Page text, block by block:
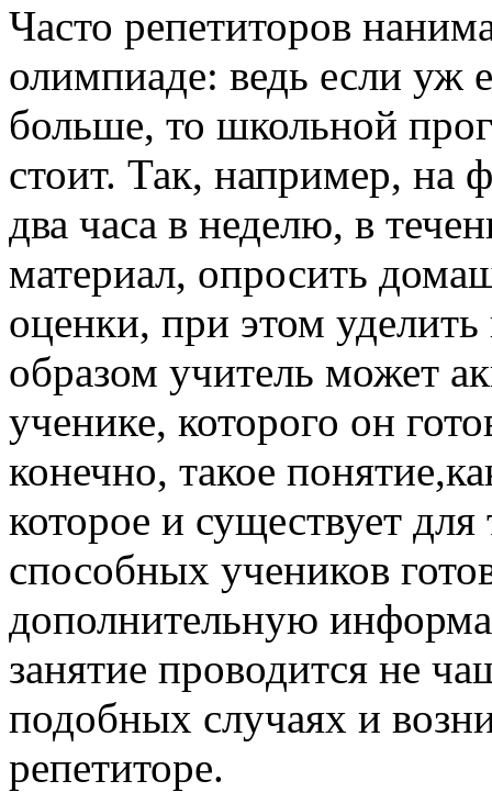
Часто репетиторов
олимпиаде: ведь если уж
больше, то школьной
стоит. Так, например, на
два часа в неделю, в
материал, опросить
оценки, при этом
образом учитель может
ученике, которого он
конечно, такое
которое и существует
способных учеников
дополнительную
занятие проводится не
подобных случаях и
репетиторе.